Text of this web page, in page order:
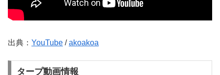
出典： YouTube /akoakoa
タープ動画情報